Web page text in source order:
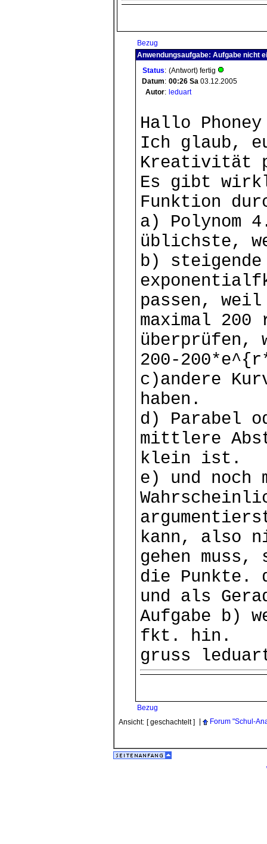
Bezug
Anwendungsaufgabe: Aufgabe nicht
Status: (Antwort) fertig
Datum: 00:26 Sa 03.12.2005
Autor: leduart
Hallo Phoney
Ich glaub,
Kreativität
Es gibt
Funktion
a) Polynom
üblichste,
b)
passen,
maximal 200
überprüfen,
200-
c)andere
haben.
d) Parabel
mittlere
klein ist.
e) und noch
kann, also
gehen
die Punkte.
und als
Aufgabe b)
fkt. hin.
gruss
Bezug
Ansicht: [ geschachtelt ] Forum "Schul-